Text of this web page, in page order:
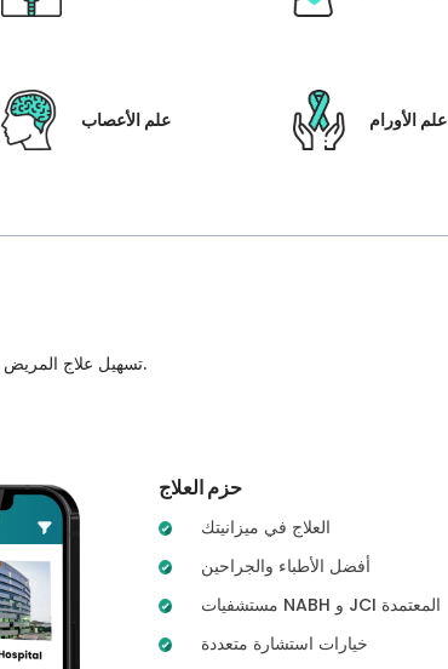
علم الأعصاب علم الأورام
تسهيل علاج المريض ، بالإضافة إلى تمكينه بالحلول التي تعتمد على التكنولوجيا ونظام رعاية المرضى والشفافية في كل خطوة من خطوات رحلة العلاج.
حزم العلاج
العلاج في ميزانيتك
أفضل الأطباء والجراحين
مستشفيات NABH و JCI المعتمدة
خيارات استشارة متعددة